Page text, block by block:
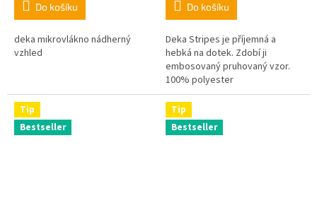
Do košíku
deka mikrovlákno nádherný
vzhled
Do košíku
Deka Stripes je příjemná a
hebká na dotek. Zdobí ji
embosovaný pruhovaný vzor.
100% polyester
Tip
Bestseller
Tip
Bestseller